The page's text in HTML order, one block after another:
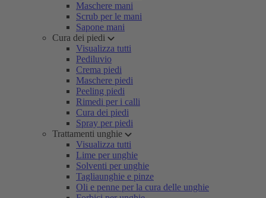
Maschere mani
Scrub per le mani
Sapone mani
Cura dei piedi
Visualizza tutti
Pediluvio
Crema piedi
Maschere piedi
Peeling piedi
Rimedi per i calli
Cura dei piedi
Spray per piedi
Trattamenti unghie
Visualizza tutti
Lime per unghie
Solventi per unghie
Tagliaunghie e pinze
Oli e penne per la cura delle unghie